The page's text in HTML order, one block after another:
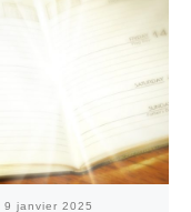
9 janvier 2025